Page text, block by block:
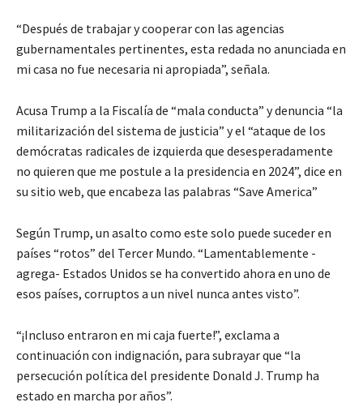
“Después de trabajar y cooperar con las agencias
gubernamentales pertinentes, esta redada no anunciada en
mi casa no fue necesaria ni apropiada”, señala.
Acusa Trump a la Fiscalía de “mala conducta” y denuncia “la
militarización del sistema de justicia” y el “ataque de los
demócratas radicales de izquierda que desesperadamente
no quieren que me postule a la presidencia en 2024”, dice en
su sitio web, que encabeza las palabras “Save America”
Según Trump, un asalto como este solo puede suceder en
países “rotos” del Tercer Mundo. “Lamentablemente -
agrega- Estados Unidos se ha convertido ahora en uno de
esos países, corruptos a un nivel nunca antes visto”.
“¡Incluso entraron en mi caja fuerte!”, exclama a
continuación con indignación, para subrayar que “la
persecución política del presidente Donald J. Trump ha
estado en marcha por años”.